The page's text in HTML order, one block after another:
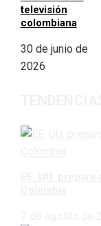
televisión
colombiana
30 de junio de
2026